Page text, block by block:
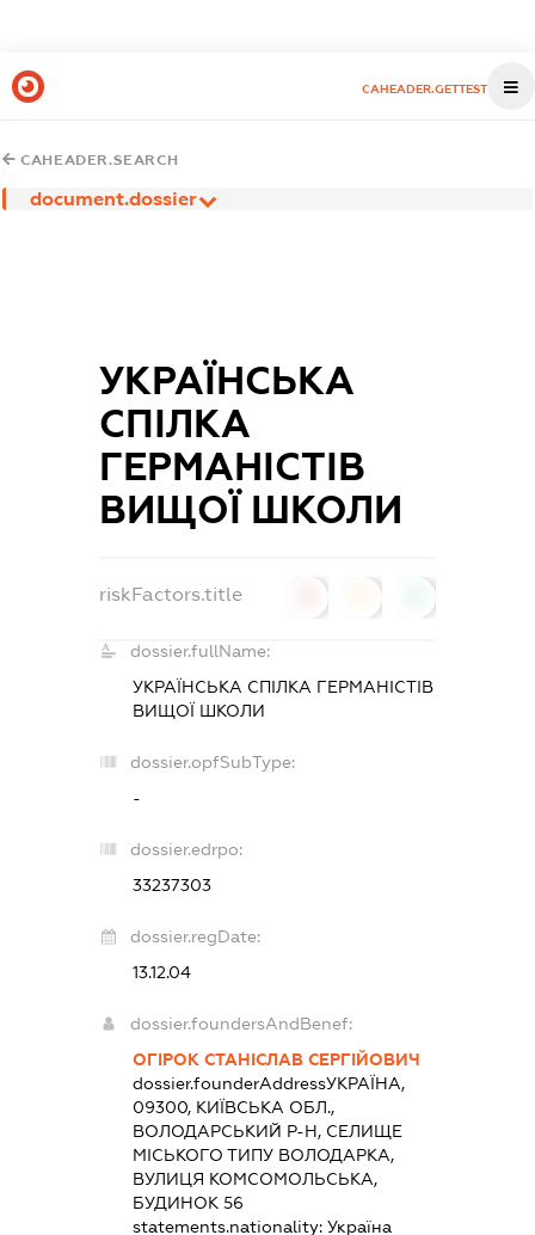
CAHEADER.GETTEST
CAHEADER.SEARCH
document.dossier
УКРАЇНСЬКА
СПІЛКА
ГЕРМАНІСТІВ
ВИЩОЇ ШКОЛИ
riskFactors.title
dossier.fullName:
УКРАЇНСЬКА СПІЛКА ГЕРМАНІСТІВ
ВИЩОЇ ШКОЛИ
dossier.opfSubType:
-
dossier.edrpo:
33237303
dossier.regDate:
13.12.04
dossier.foundersAndBenef:
ОГІРОК СТАНІСЛАВ СЕРГІЙОВИЧ
dossier.founderAddressУКРАЇНА,
09300, КИЇВСЬКА ОБЛ.,
ВОЛОДАРСЬКИЙ Р-Н, СЕЛИЩЕ
МІСЬКОГО ТИПУ ВОЛОДАРКА,
ВУЛИЦЯ КОМСОМОЛЬСЬКА,
БУДИНОК 56
statements.nationality:Україна